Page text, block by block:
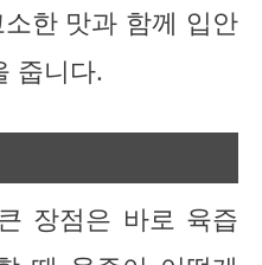
한 맛과 함께 입안
줍니다.
장점은 바로 육즙